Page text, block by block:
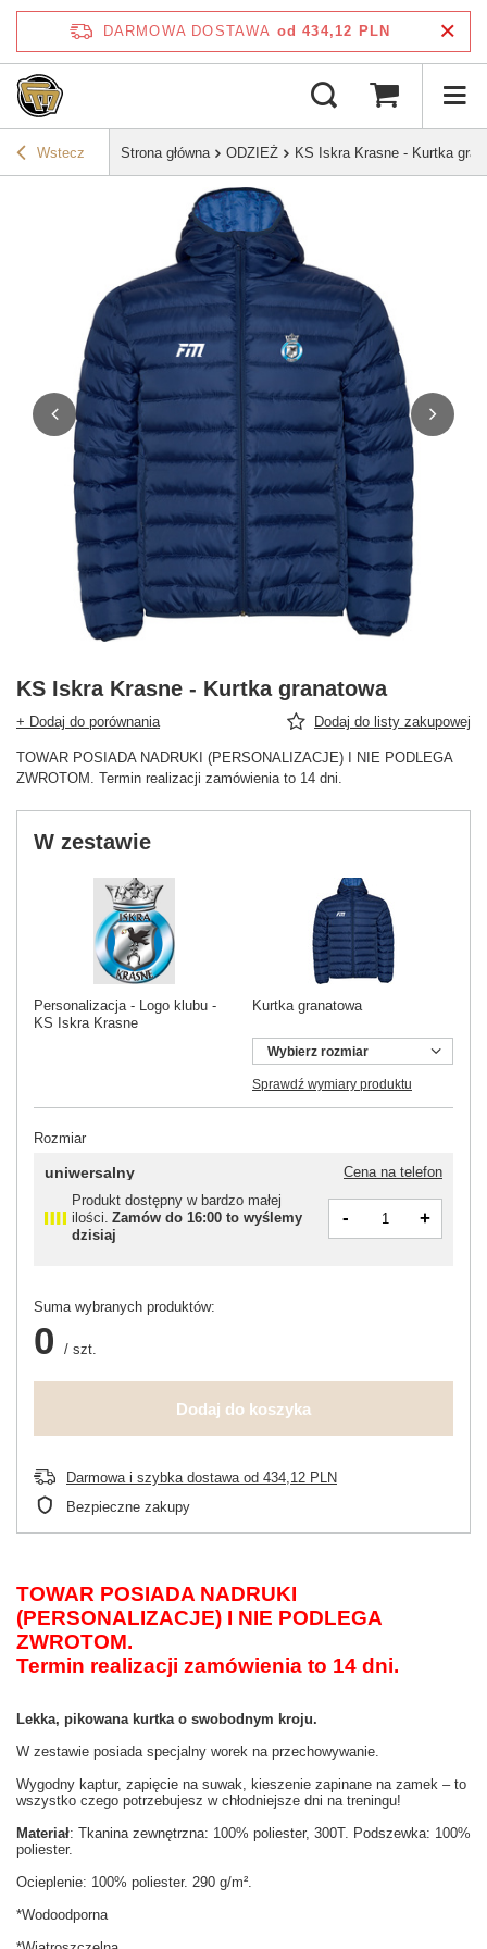
DARMOWA DOSTAWA od 434,12 PLN
Wstecz Strona główna ODZIEŻ KS Iskra Krasne - Kurtka
KS Iskra Krasne - Kurtka granatowa
+ Dodaj do porównania Dodaj do listy zakupowej
TOWAR POSIADA NADRUKI (PERSONALIZACJE) I NIE PODLEGA
ZWROTOM. Termin realizacji zamówienia to 14 dni.
W zestawie
Personalizacja - Logo klubu -
KS Iskra Krasne
Kurtka granatowa
Wybierz rozmiar
Sprawdź wymiary produktu
Rozmiar
uniwersalny
Cena na telefon
Produkt dostępny w bardzo małej
ilości Zamów do 16:00 to wyślemy
dzisiaj
- +
Suma wybranych produktów:
0 / szt.
Dodaj do koszyka
Darmowa i szybka dostawaod 434,12 PLN
Bezpieczne zakupy
TOWAR POSIADA NADRUKI
(PERSONALIZACJE) I NIE PODLEGA
ZWROTOM.
Termin realizacji zamówienia to 14 dni.
Lekka, pikowana kurtka o swobodnym kroju.
W zestawie posiada specjalny worek na przechowywanie.
Wygodny kaptur, zapięcie na suwak, kieszenie zapinane na zamek – to
wszystko czego potrzebujesz w chłodniejsze dni na treningu!
Materiał: Tkanina zewnętrzna: 100% poliester, 300T. Podszewka: 100%
poliester.
Ocieplenie: 100% poliester. 290 g/m².
*Wodoodporna